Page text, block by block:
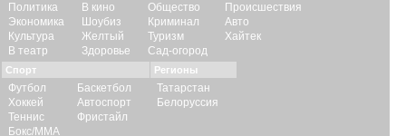
Политика
Экономика
Культура
В театр
В кино
Шоубиз
Желтый
Здоровье
Общество
Криминал
Туризм
Сад-огород
Происшествия
Авто
Хайтек
Спорт
Футбол
Хоккей
Теннис
Бокс/ММА
Баскетбол
Автоспорт
Фристайл
Регионы
Татарстан
Белоруссия